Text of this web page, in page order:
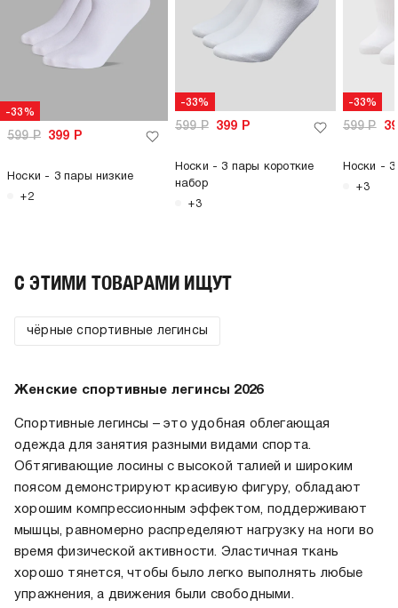
-33%
599Р 399 Р
Носки - 3 пары низкие
+2
-33%
599Р 399 Р
Носки - 3 пары короткие
набор
+3
-33%
599Р
Носки - 3
+3
C ЭТИМИ ТОВАРАМИ ИЩУТ
чёрные спортивные легинсы
Женские спортивные легинсы 2026
Спортивные легинсы – это удобная облегающая
одежда для занятия разными видами спорта.
Обтягивающие лосины с высокой талией и широким
поясом демонстрируют красивую фигуру, обладают
хорошим компрессионным эффектом, поддерживают
мышцы, равномерно распределяют нагрузку на ноги во
время физической активности. Эластичная ткань
хорошо тянется, чтобы было легко выполнять любые
упражнения, а движения были свободными.